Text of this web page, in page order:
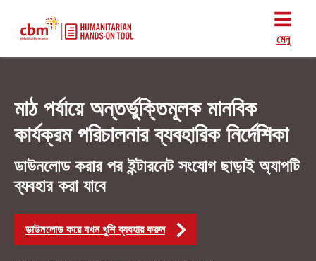
মেনু
মাঠ পর্যায়ে অন্তর্ভুক্তিমূলক মানবিক
কার্যক্রম পরিচালনার ব্যবহারিক নির্দেশিকা
ডাউনলোড করার পর ইন্টারনেট সংযোগ ছাড়াই অ্যাপটি
ব্যবহার করা যাবে
ডাউনলোড করে যখন খুশি ব্যবহার করুন